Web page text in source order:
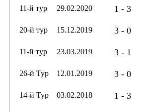
11-й тур
29.02.2020 1 - 3
20-й тур
15.12.2019 3 - 0
11-й тур
23.03.2019 3 - 1
26-й Тур
12.01.2019 3 - 0
14-й Тур
03.02.2018 1 - 3